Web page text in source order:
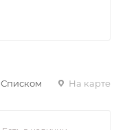
Списком На карте